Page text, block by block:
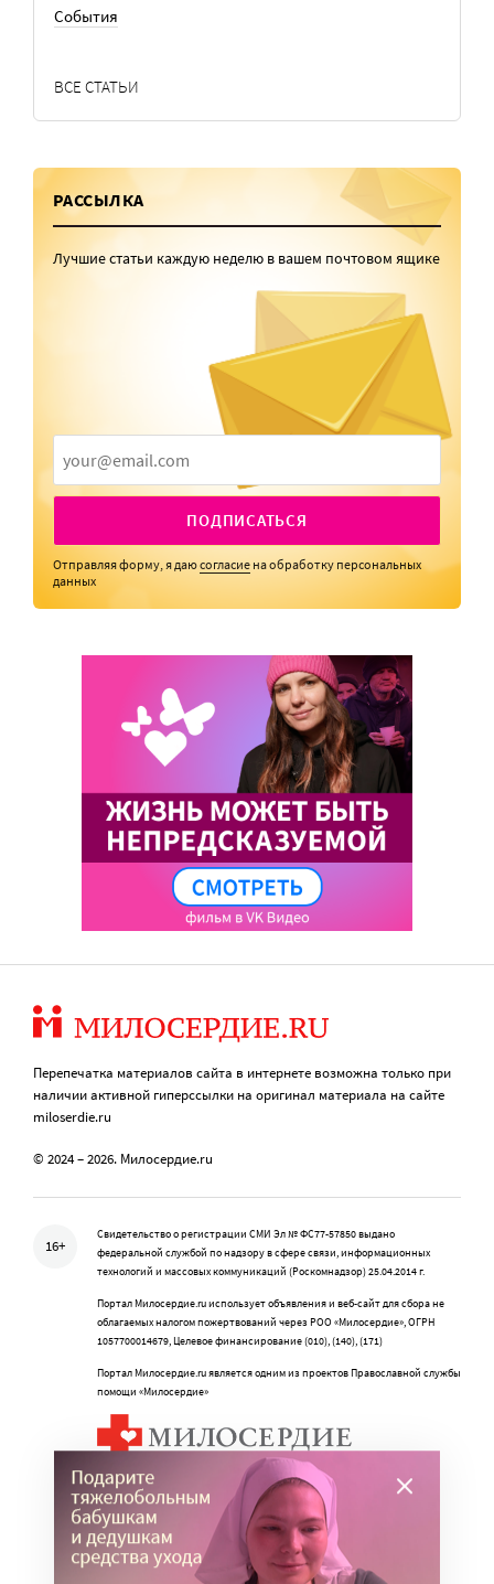
События
ВСЕ СТАТЬИ
РАССЫЛКА
Лучшие статьи каждую неделю в вашем почтовом ящике
ПОДПИСАТЬСЯ
Отправляя форму, я даюсогласие на обработку персональных
данных
Перепечатка материалов сайта в интернете возможна только при
наличии активной гиперссылки на оригинал материала на сайте
miloserdie.ru
© 2024 – 2026. Милосердие.ru
16+
Свидетельство о регистрации СМИ Эл № ФС77-57850 выдано
федеральной службой по надзору в сфере связи, информационных
технологий и массовых коммуникаций (Роскомнадзор) 25.04.2014 г.
Портал Милосердие.ru использует объявления и веб-сайт для сбора не
облагаемых налогом пожертвований через РОО «Милосердие», ОГРН
1057700014679, Целевое финансирование (010), (140), (171)
Портал Милосердие.ru является одним из проектов Православной службы
помощи «Милосердие»
Учредитель: АНО «Издательский центр «Нескучный сад»
Главный редактор: Данилова Ю.К.
info@miloserdie.ru
8-499-350-05-95